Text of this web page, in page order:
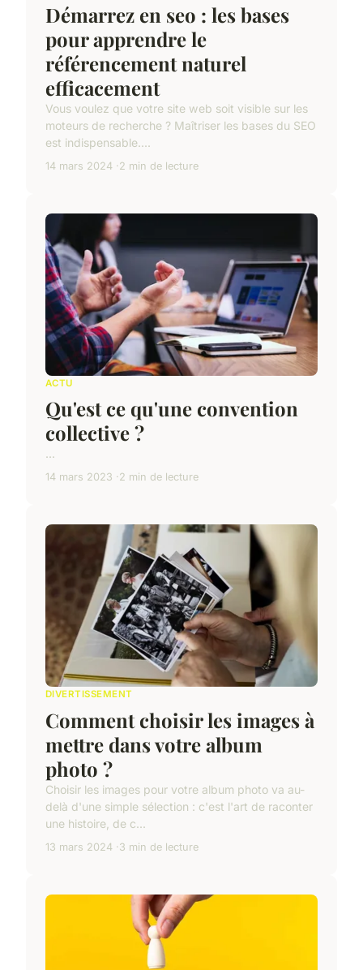
Démarrez en seo : les bases
pour apprendre le
référencement naturel
efficacement
Vous voulez que votre site web soit visible sur les
moteurs de recherche ? Maîtriser les bases du SEO
est indispensable....
14 mars 2024 2 min de lecture
ACTU
Qu'est ce qu'une convention
collective ?
...
14 mars 2023 2 min de lecture
DIVERTISSEMENT
Comment choisir les images à
mettre dans votre album
photo ?
Choisir les images pour votre album photo va au-
delà d'une simple sélection : c'est l'art de raconter
une histoire, de c...
13 mars 2024 3 min de lecture